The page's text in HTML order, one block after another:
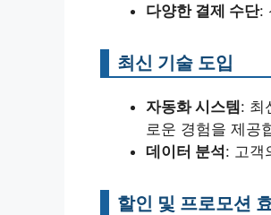
다양한 결제 수단:
최신 기술 도입
자동화 시스템: 최
로운 경험을 제공
데이터 분석: 고객
할인 및 프로모션